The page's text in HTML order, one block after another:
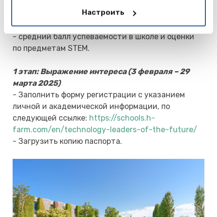
Настроить
- школа (номер, название) и класс;
- средний балл успеваемости в школе и оценки
по предметам STEM.
1 этап: Выражение интереса (3 февраля – 29
марта 2025)
- Заполнить форму регистрации с указанием
личной и академической информации, по
следующей ссылке: https://schools.h-
farm.com/en/technology-leaders-of-the-future/
- Загрузить копию паспорта.